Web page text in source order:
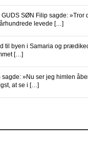
SØN Filip sagde:
århundrede levede […]
til byen i Samaria og
[…]
sagde: »Nu ser jeg himlen
at se i […]